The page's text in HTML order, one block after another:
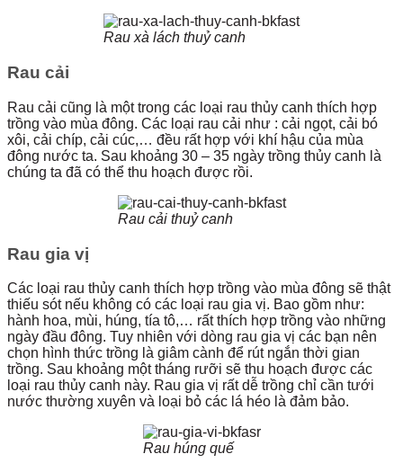
Rau xà lách thuỷ canh
Rau cải
Rau cải cũng là một trong các loại rau thủy canh thích hợp
trồng vào mùa đông. Các loại rau cải như : cải ngọt, cải bó
xôi, cải chíp, cải cúc,… đều rất hợp với khí hậu của mùa
đông nước ta. Sau khoảng 30 – 35 ngày trồng thủy canh là
chúng ta đã có thể thu hoạch được rồi.
Rau cải thuỷ canh
Rau gia vị
Các loại rau thủy canh thích hợp trồng vào mùa đông sẽ thật
thiếu sót nếu không có các loại rau gia vị. Bao gồm như:
hành hoa, mùi, húng, tía tô,… rất thích hợp trồng vào những
ngày đầu đông. Tuy nhiên với dòng rau gia vị các bạn nên
chọn hình thức trồng là giâm cành để rút ngắn thời gian
trồng. Sau khoảng một tháng rưỡi sẽ thu hoạch được các
loại rau thủy canh này. Rau gia vị rất dễ trồng chỉ cần tưới
nước thường xuyên và loại bỏ các lá héo là đảm bảo.
Rau húng quế